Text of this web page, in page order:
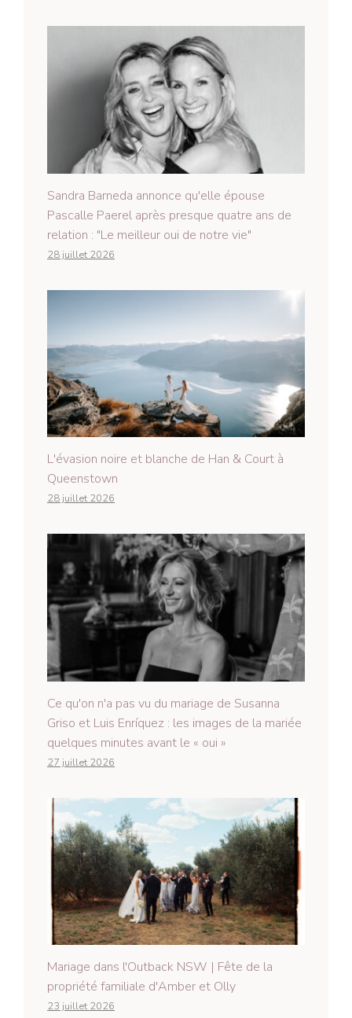
Sandra Barneda annonce qu'elle épouse
Pascalle Paerel après presque quatre ans de
relation : "Le meilleur oui de notre vie"
28 juillet 2026
L'évasion noire et blanche de Han & Court à
Queenstown
28 juillet 2026
Ce qu'on n'a pas vu du mariage de Susanna
Griso et Luis Enríquez : les images de la mariée
quelques minutes avant le « oui »
27 juillet 2026
Mariage dans l'Outback NSW | Fête de la
propriété familiale d'Amber et Olly
23 juillet 2026